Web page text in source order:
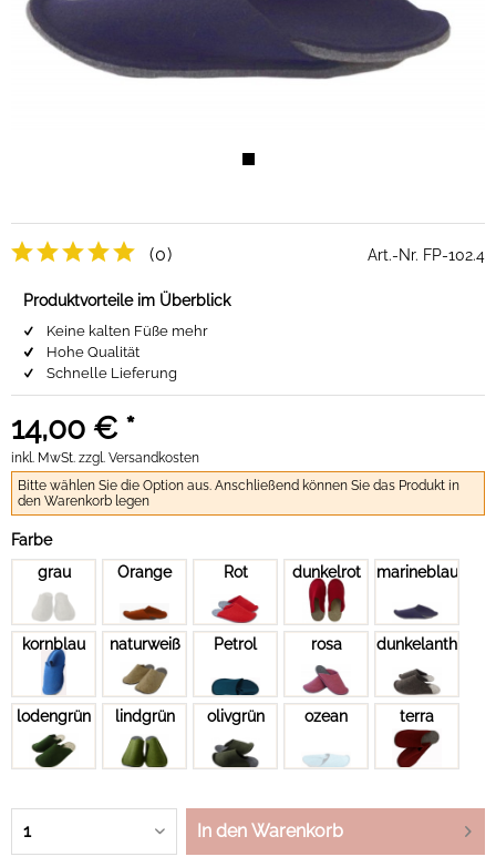
(0) Art.-Nr. FP-102.4
Produktvorteile im Überblick
Keine kalten Füße mehr
Hohe Qualität
Schnelle Lieferung
14,00 € *
inkl. MwSt. zzgl. Versandkosten
Bitte wählen Sie die Option aus. Anschließend können Sie das Produkt in
den Warenkorb legen
Farbe
grau
Orange Rot dunkelrot marineblau
kornblau naturweiß Petrol rosa dunkelanthrazit
lodengrün lindgrün olivgrün ozean terra
In den Warenkorb